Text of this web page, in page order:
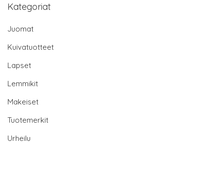
Kategoriat
Juomat
Kuivatuotteet
Lapset
Lemmikit
Makeiset
Tuotemerkit
Urheilu